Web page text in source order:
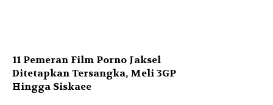
11 Pemeran Film Porno Jaksel
Ditetapkan Tersangka, Meli 3GP
Hingga Siskaee